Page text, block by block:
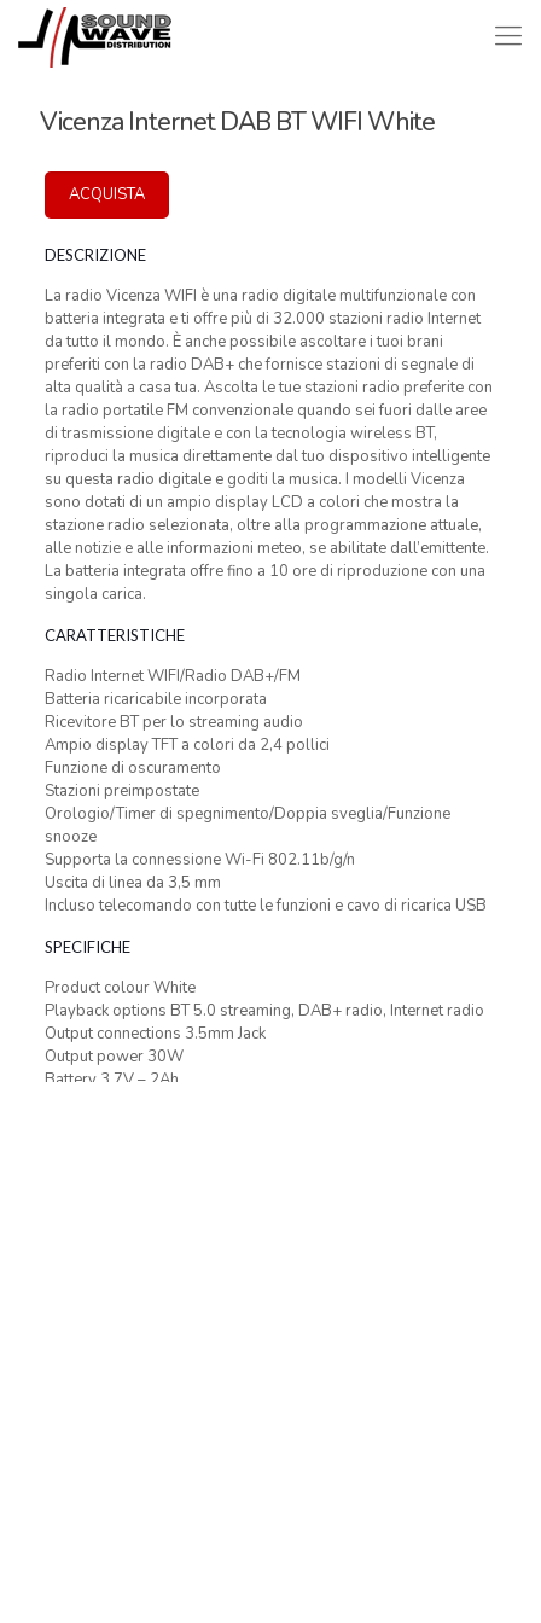
Vicenza Internet DAB BT WIFI White
ACQUISTA
DESCRIZIONE
La radio Vicenza WIFI è una radio digitale multifunzionale con
batteria integrata e ti offre più di 32.000 stazioni radio Internet
da tutto il mondo. È anche possibile ascoltare i tuoi brani
preferiti con la radio DAB+ che fornisce stazioni di segnale di
alta qualità a casa tua. Ascolta le tue stazioni radio preferite con
la radio portatile FM convenzionale quando sei fuori dalle aree
di trasmissione digitale e con la tecnologia wireless BT,
riproduci la musica direttamente dal tuo dispositivo intelligente
su questa radio digitale e goditi la musica. I modelli Vicenza
sono dotati di un ampio display LCD a colori che mostra la
stazione radio selezionata, oltre alla programmazione attuale,
alle notizie e alle informazioni meteo, se abilitate dall’emittente.
La batteria integrata offre fino a 10 ore di riproduzione con una
singola carica.
CARATTERISTICHE
Radio Internet WIFI/Radio DAB+/FM
Batteria ricaricabile incorporata
Ricevitore BT per lo streaming audio
Ampio display TFT a colori da 2,4 pollici
Funzione di oscuramento
Stazioni preimpostate
Orologio/Timer di spegnimento/Doppia sveglia/Funzione
snooze
Supporta la connessione Wi-Fi 802.11b/g/n
Uscita di linea da 3,5 mm
Incluso telecomando con tutte le funzioni e cavo di ricarica USB
SPECIFICHE
Product colour White
Playback options BT 5.0 streaming, DAB+ radio, Internet radio
Output connections 3.5mm Jack
Output power 30W
Battery 3.7V – 2Ah